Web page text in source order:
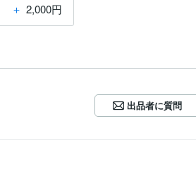
＋ 2,000円
出品者に質問